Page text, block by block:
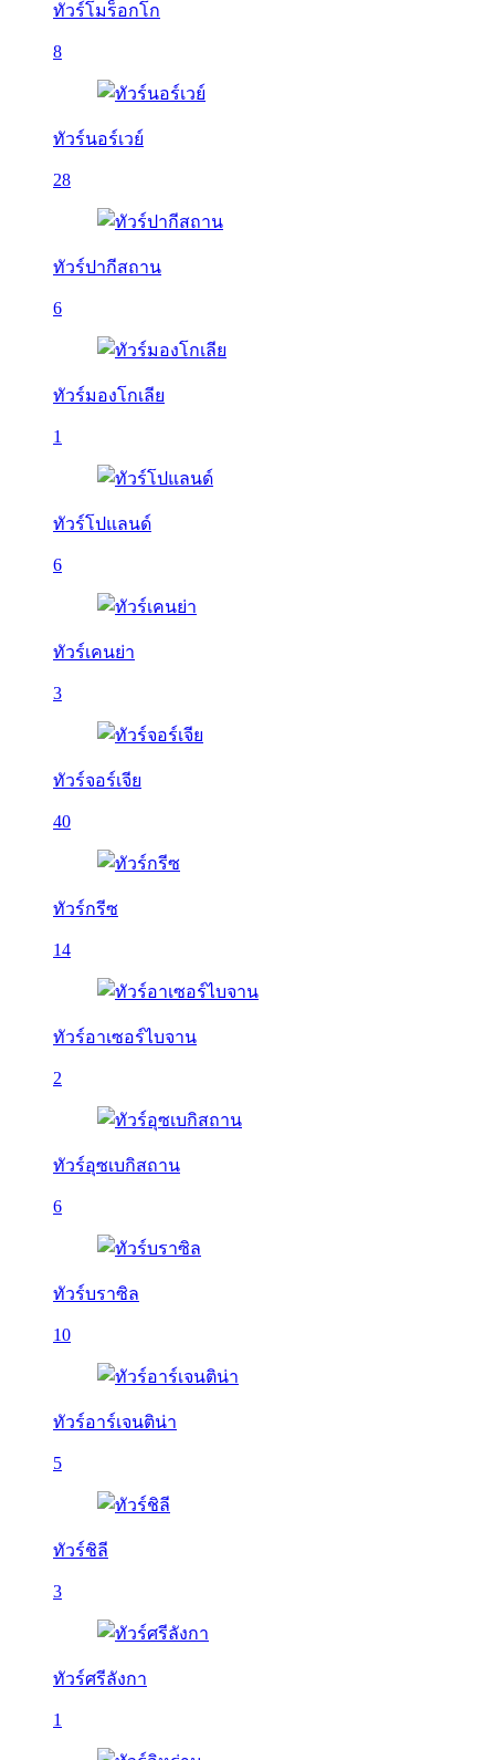
ทัวร์โมร็อกโก
8
ทัวร์นอร์เวย์
28
ทัวร์ปากีสถาน
6
ทัวร์มองโกเลีย
1
ทัวร์โปแลนด์
6
ทัวร์เคนย่า
3
ทัวร์จอร์เจีย
40
ทัวร์กรีซ
14
ทัวร์อาเซอร์ไบจาน
2
ทัวร์อุซเบกิสถาน
6
ทัวร์บราซิล
10
ทัวร์อาร์เจนติน่า
5
ทัวร์ชิลี
3
ทัวร์ศรีลังกา
1